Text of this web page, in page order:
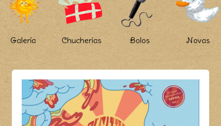
Galería Chucherías Bolos Novas